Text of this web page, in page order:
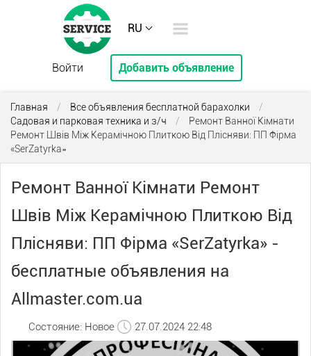
RU
Войти Добавить объявление
Главная / Все объявления бесплатной барахолки
/
Садовая и парковая техника и з/ч
/
Ремонт Ванної Кімнати
Ремонт Швів Між Керамічною Плиткою Від Плісняви: ПП Фірма
«SerZatyrka»
Ремонт Ванної Кімнати Ремонт
Швів Між Керамічною Плиткою Від
Плісняви: ПП Фірма «SerZatyrka» -
бесплатные объявления на
Allmaster.com.ua
Состояние: Новое 27.07.2024 22:48